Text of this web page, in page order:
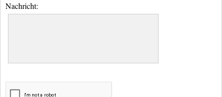
Nachricht: